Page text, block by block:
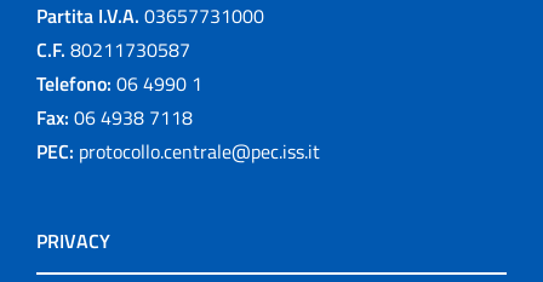
Partita I.V.A. 03657731000
C.F. 80211730587
Telefono: 06 4990 1
Fax: 06 4938 7118
PEC: protocollo.centrale@pec.iss.it
PRIVACY